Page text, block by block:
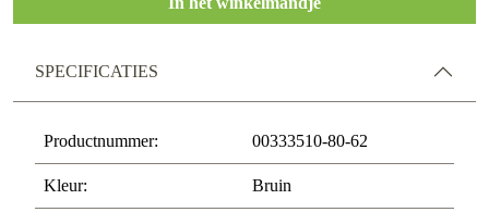
SPECIFICATIES
Productnummer: 00333510-80-62
Kleur: Bruin